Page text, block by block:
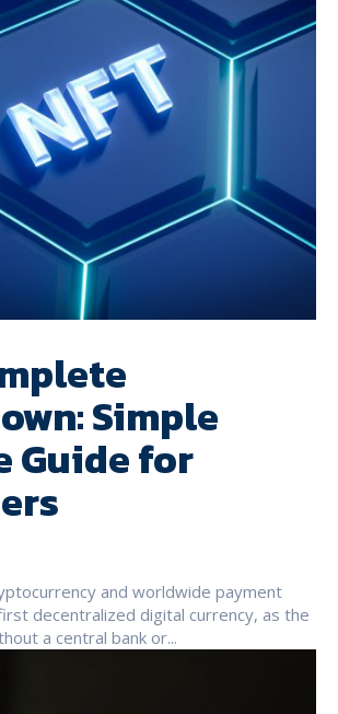
Simple
Guide for
and worldwide payment
decentralized digital currency, as the
a central bank or...